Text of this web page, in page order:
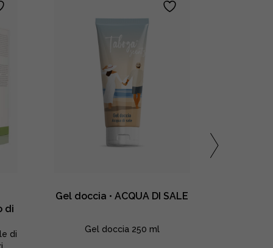
di
di
Gel doccia • ACQUA DI SALE
Gel doccia 250 ml